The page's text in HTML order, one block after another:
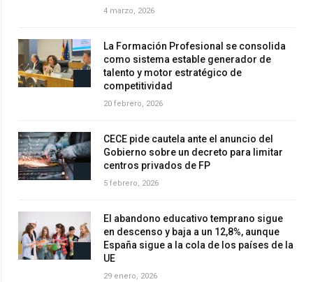
4 marzo, 2026
La Formación Profesional se consolida
como sistema estable generador de
talento y motor estratégico de
competitividad
20 febrero, 2026
CECE pide cautela ante el anuncio del
Gobierno sobre un decreto para limitar
centros privados de FP
5 febrero, 2026
El abandono educativo temprano sigue
en descenso y baja a un 12,8%, aunque
España sigue a la cola de los países de la
UE
29 enero, 2026